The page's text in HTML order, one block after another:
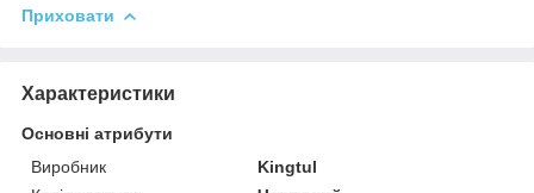
Приховати
Характеристики
Основні атрибути
Виробник
Kingtul